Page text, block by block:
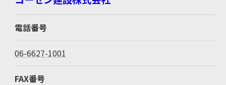
電話番号
06-6627-1001
FAX番号